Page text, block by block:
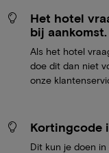
Het hotel
bij
Als het hotel
doe dit dan niet
onze
Kortingcode
Dit kun je doen